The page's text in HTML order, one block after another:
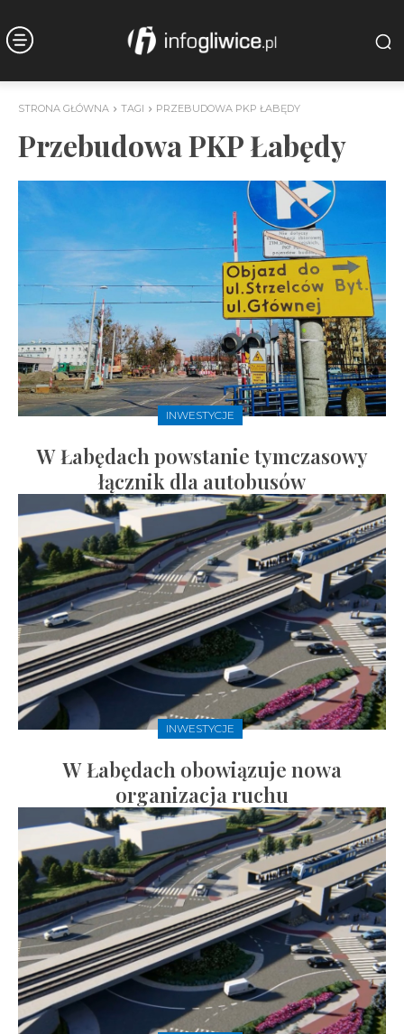
STRONA GŁÓWNA TAGI PRZEBUDOWA PKP ŁABĘDY
Przebudowa PKP Łabędy
INWESTYCJE
W Łabędach powstanie tymczasowy
łącznik dla autobusów
INWESTYCJE
W Łabędach obowiązuje nowa
organizacja ruchu